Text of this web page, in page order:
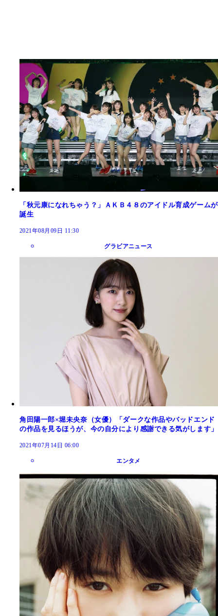
「秋元康になれちゃう？」ＡＫＢ４８のアイドル育成ゲームが
誕生
2021年08月09日 11:30
グラビアニュース
角田陽一郎×堀未央奈（女優）「ダークな作品やバッドエンド
の作品を見るほうが、今の自分により感謝できる気がします」
2021年07月14日 06:00
エンタメ